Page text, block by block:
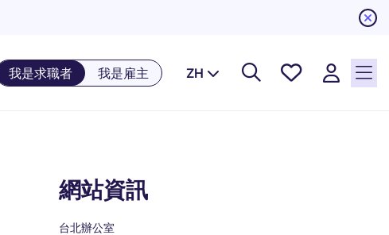
我是求職者 我是雇主 ZH
儲存工
網站資訊
Links
台北辦公室